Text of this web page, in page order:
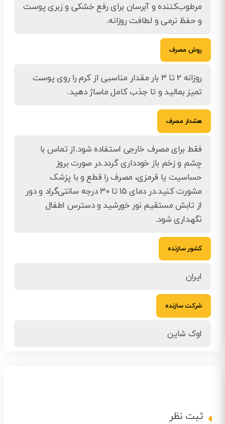
مرطوب‌کننده و آبرسان برای رفع خشکی و زبری پوست
و حفظ نرمی و لطافت روزانه.
روش مصرف
روزانه ۲ تا ۳ بار مقدار مناسبی از کرم را روی پوست
تمیز بمالید و تا جذب کامل ماساژ دهید.
هشدار مصرف
فقط برای مصرف خارجی استفاده شود.از تماس با
چشم و زخم باز خودداری گردد.در صورت بروز
حساسیت یا قرمزی، مصرف را قطع و با پزشک
مشورت کنید.در دمای ۱۵ تا ۳۰ درجه سانتی‌گراد و دور
از تابش مستقیم نور خورشید و دسترس اطفال
نگهداری شود.
کشور سازنده
ایران
شرکت سازنده
اوک شاین
ثبت نظر